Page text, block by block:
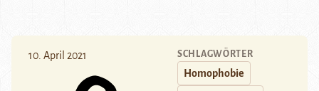
10. April 2021 SCHLAGWÖRTER
Homophobie